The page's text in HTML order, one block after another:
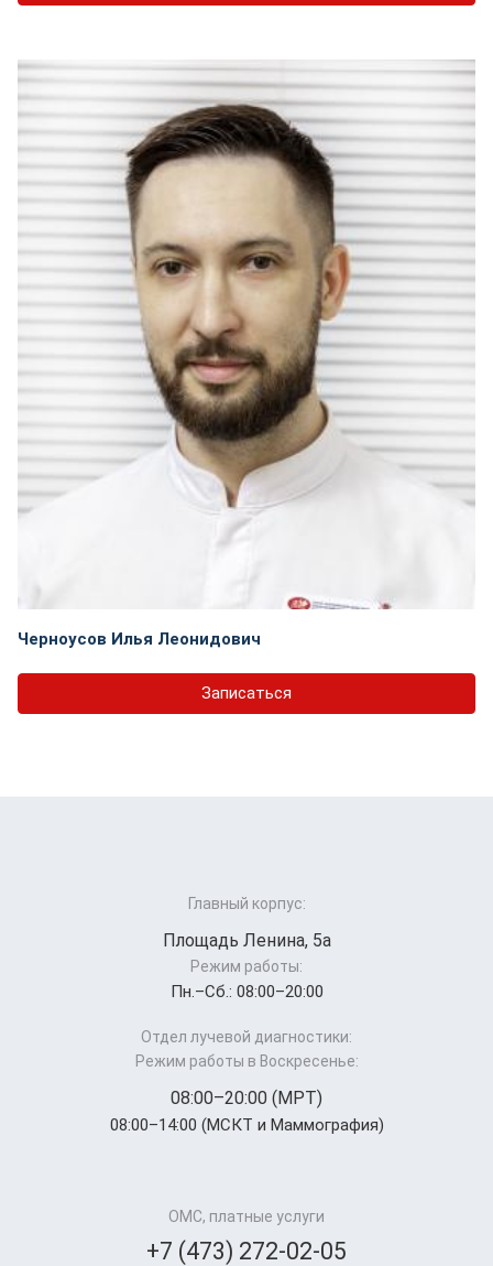
Черноусов Илья Леонидович
Записаться
Главный корпус:
Площадь Ленина, 5а
Режим работы:
Пн.–Cб.: 08:00–20:00
Отдел лучевой диагностики:
Режим работы в Воскресенье:
08:00–20:00 (МРТ)
08:00–14:00 (МСКТ и Маммография)
ОМС, платные услуги
+7 (473) 272-02-05